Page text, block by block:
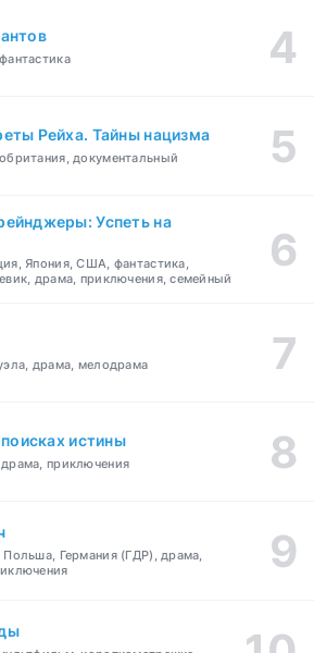
Рейха. Тайны нацизма
документальный
Успеть на
Япония, США, фантастика,
драма, приключения, семейный
драма, мелодрама
истины
приключения
Германия (ГДР), драма,